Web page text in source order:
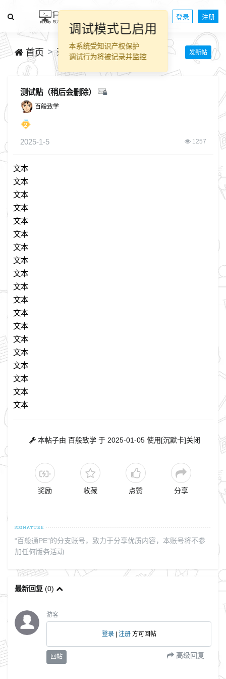
登录 注册
首页 茶余饭后 发新帖
测试贴（稍后会删除）
百般致学
2025-1-5 1257
文本
文本
文本
文本
文本
文本
文本
文本
文本
文本
文本
文本
文本
文本
文本
文本
文本
文本
文本
本帖子由 百般致学 于 2025-01-05 使用[沉默卡]关闭
奖励 收藏 点赞 分享
“百般通PE”的分支账号，致力于分享优质内容，本账号将不参
加任何版务活动
最新回复 (0)
游客
登录| 注册方可回帖
回帖 高级回复
调试模式已启用
本系统受知识产权保护
调试行为将被记录并监控